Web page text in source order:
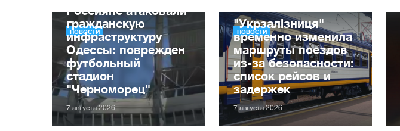
НОВОСТИ
Россияне атаковали
гражданскую
инфраструктуру
Одессы: поврежден
футбольный
стадион
"Черноморец"
7 августа 2026
НОВОСТИ
"Укрзалізниця"
временно изменила
маршруты поездов
из-за безопасности:
список рейсов и
задержек
7 августа 2026